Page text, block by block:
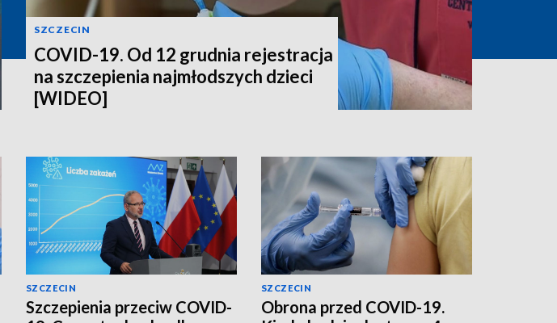
SZCZECIN
COVID-19. Od 12 grudnia rejestracja
na szczepienia najmłodszych dzieci
[WIDEO]
SZCZECIN
Szczepienia przeciw COVID-
SZCZECIN
Obrona przed COVID-19.